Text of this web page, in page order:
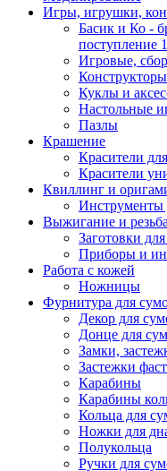
Игры, игрушки,
Басик и Ко -
поступление
Игровые,
Конструкторы
Куклы и
Настольные
Пазлы
Крашение
Красители
Красители
Квиллинг и
Инструменты
Выжигание и
Заготовки
Приборы и
Работа с кожей
Ножницы
Фурнитура для
Декор для
Донце для
Замки,
Застежки
Карабины
Карабины
Кольца для
Ножки для
Полукольца
Ручки для